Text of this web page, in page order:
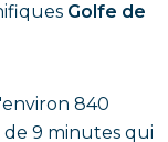
Golfe de
840
9 minutes qui